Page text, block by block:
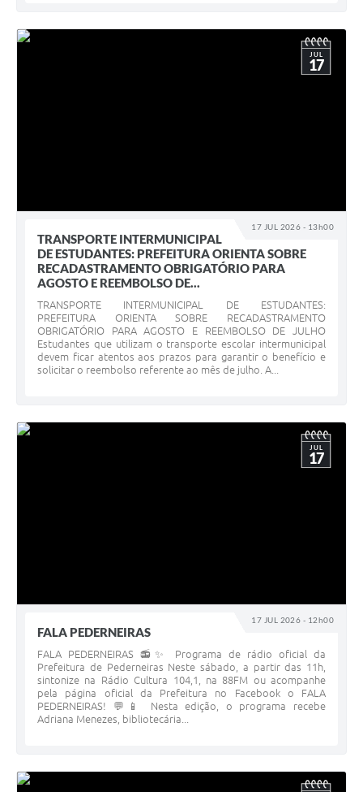
17 JUL 2026 - 13h00
JUL
17
TRANSPORTE INTERMUNICIPAL
DE ESTUDANTES: PREFEITURA ORIENTA SOBRE
RECADASTRAMENTO OBRIGATÓRIO PARA
AGOSTO E REEMBOLSO DE...
TRANSPORTE INTERMUNICIPAL DE ESTUDANTES:
PREFEITURA ORIENTA SOBRE RECADASTRAMENTO
OBRIGATÓRIO PARA AGOSTO E REEMBOLSO DE JULHO
Estudantes que utilizam o transporte escolar intermunicipal
devem ficar atentos aos prazos para garantir o benefício e
solicitar o reembolso referente ao mês de julho. A...
17 JUL 2026 - 12h00
JUL
17
FALA PEDERNEIRAS
FALA PEDERNEIRAS 📻✨ Programa de rádio oficial da
Prefeitura de Pederneiras Neste sábado, a partir das 11h,
sintonize na Rádio Cultura 104,1, na 88FM ou acompanhe
pela página oficial da Prefeitura no Facebook o FALA
PEDERNEIRAS! 💬📱 Nesta edição, o programa recebe
Adriana Menezes, bibliotecária...